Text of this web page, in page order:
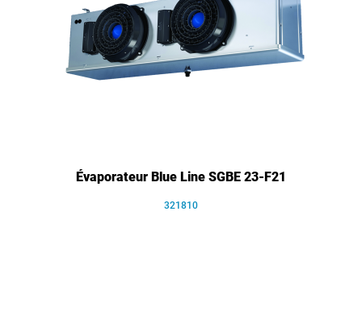
Évaporateur Blue Line SGBE 23-F21
321810